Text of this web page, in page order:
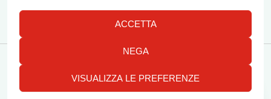
ACCETTA
NEGA
VISUALIZZA LE PREFERENZE